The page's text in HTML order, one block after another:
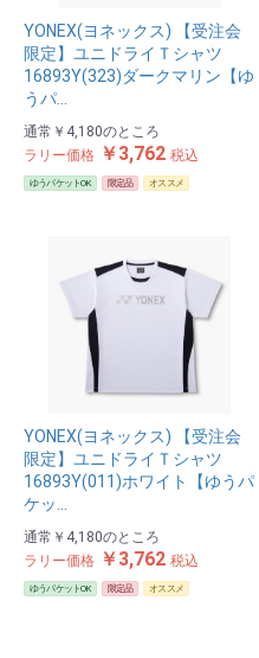
YONEX(ヨネックス) 【受注会
限定】ユニドライＴシャツ
16893Y(323)ダークマリン【ゆ
うパ…
通常 ￥4,180のところ
ラリー価格 ￥3,762 税込
ゆうパケットOK 限定品 オススメ
YONEX(ヨネックス) 【受注会
限定】ユニドライＴシャツ
16893Y(011)ホワイト【ゆうパ
ケッ…
通常 ￥4,180のところ
ラリー価格 ￥3,762 税込
ゆうパケットOK 限定品 オススメ